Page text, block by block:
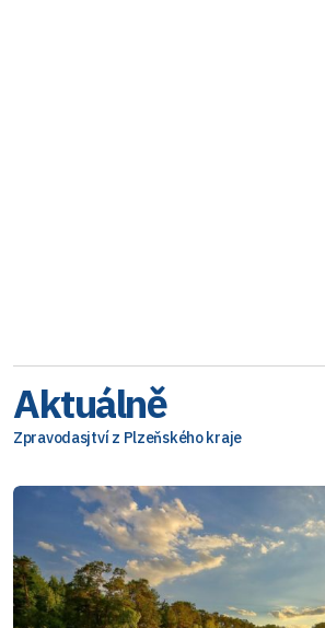
Aktuálně
Zpravodasjtví z Plzeňského kraje